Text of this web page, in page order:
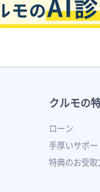
クルモの
ローン
手厚いサポー
特典のお受